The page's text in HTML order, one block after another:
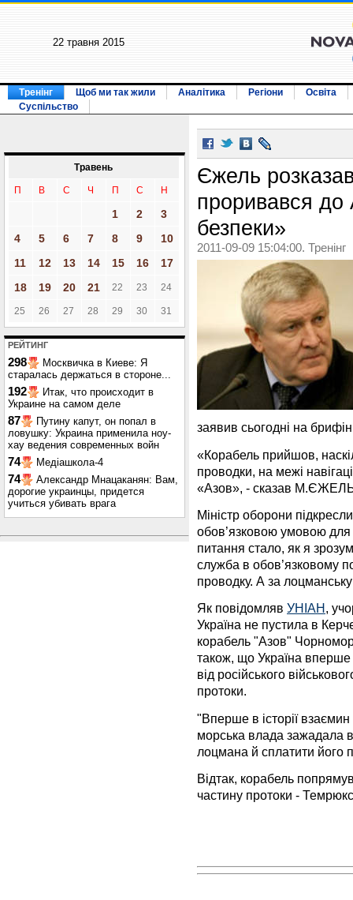
22 травня 2015
Тренінг Щоб ми так жили Аналітика Регіони
Освіта
Суспільство
Травень
П В С Ч П С Н
1 2
3
4
5 6 7 8 9
10
11
12 13 14 15 16
17
18
19 20 21 22 23 24
25 26 27 28 29 30 31
РЕЙТИНГ
298
Москвичка в Киеве: Я
старалась держаться в стороне...
192
Итак, что происходит в
Украине на самом деле
87
Путину капут, он попал в
ловушку: Украина применила ноу-
хау ведения современных войн
74 Медіашкола-4
74
Александр Мнацаканян: Вам,
дорогие украинцы, придется
учиться убивать врага
Єжель
проривався до
безпеки»
2011-09-09 15:04:00. Тренінг
заявив сьогодні на
«Корабель прийшов,
проводки, на межі
«Азов», - сказав
Міністр оборони
обов’язковою умовою для
питання стало, як я
служба в обов’язковому
проводку. А за
Як повідомляв УНІАН ,
Україна не пустила в
корабель "Азов"
також, що Україна вперше
від російського
протоки.
"Вперше в історії
морська влада зажадала
лоцмана й сплатити його
Відтак, корабель
частину протоки -